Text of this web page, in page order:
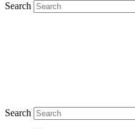
Search
Search